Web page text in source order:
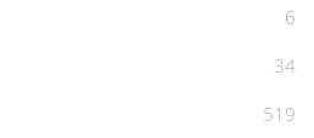
6
34
519